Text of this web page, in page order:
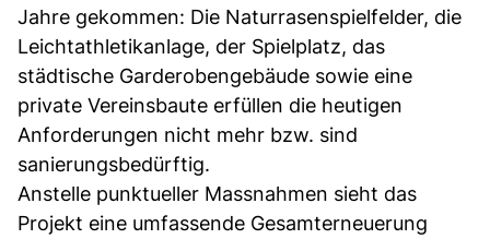
Jahre gekommen: Die Naturrasenspielfelder, die
Leichtathletikanlage, der Spielplatz, das
städtische Garderobengebäude sowie eine
private Vereinsbaute erfüllen die heutigen
Anforderungen nicht mehr bzw. sind
sanierungsbedürftig.
Anstelle punktueller Massnahmen sieht das
Projekt eine umfassende Gesamterneuerung